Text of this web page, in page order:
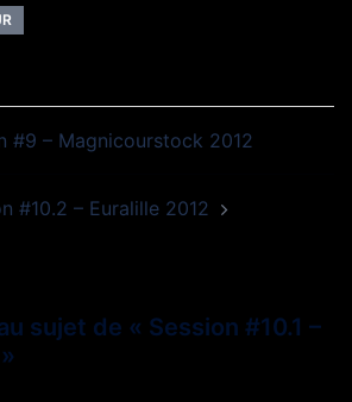
#9 – Magnicourstock 2012
#10.2 – Euralille 2012
sujet de « Session #10.1 –
»